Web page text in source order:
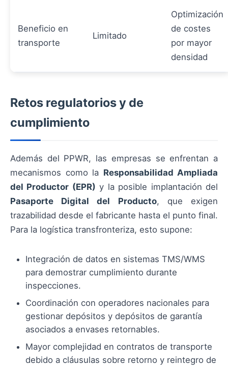
Beneficio en
transporte
Limitado
Optimización
de costes
por mayor
densidad
Retos regulatorios y de
cumplimiento
Además del PPWR, las empresas se enfrentan a
mecanismos como la Responsabilidad Ampliada
del Productor (EPR) y la posible implantación del
Pasaporte Digital del Producto, que exigen
trazabilidad desde el fabricante hasta el punto final.
Para la logística transfronteriza, esto supone:
Integración de datos en sistemas TMS/WMS
para demostrar cumplimiento durante
inspecciones.
Coordinación con operadores nacionales para
gestionar depósitos y depósitos de garantía
asociados a envases retornables.
Mayor complejidad en contratos de transporte
debido a cláusulas sobre retorno y reintegro de